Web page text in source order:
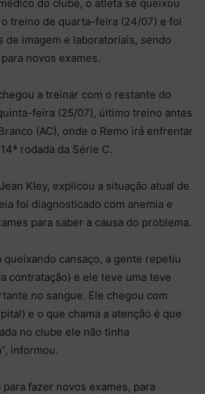
do clube, o atleta se queixou
treino de quarta-feira (24/07) e foi
de imagem e laboratoriais, sendo
novos exames.
a treinar com o restante do
feira (25/07), último treino antes
(AC), onde o Remo irá enfrentar
rodada da Série C.
Kley, explicou a situação atual de
foi diagnosticado com anemia e
para saber a causa do problema.
queixando cansaço, a gente repetiu
contratação) e ele teve uma teve
no sangue. Ele chegou com
e o que chama a atenção é que
no clube ele não tinha
informou.
fazer novos exames, para